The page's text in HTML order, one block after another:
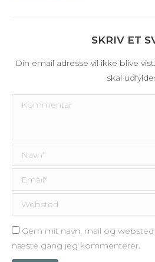
SKRIV ET
Din email adresse vil ikke blive
skal
Kommentar
Navn *
Email *
Websted
Gem mit navn, mail og
næste gang jeg kommenterer.